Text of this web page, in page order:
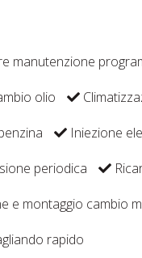
manutenzione
olio
Iniezione
periodica
e montaggio cambio
rapido